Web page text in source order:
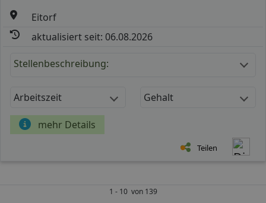
Eitorf
aktualisiert seit: 06.08.2026
Stellenbeschreibung:
Arbeitszeit Gehalt
mehr Details
Teilen
1 - 10 von 139